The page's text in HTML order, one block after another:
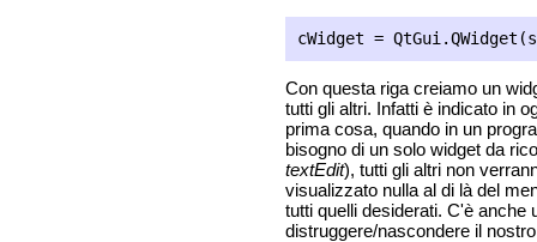
Con questa riga creiamo un
tutti gli altri. Infatti è indicato in
prima cosa, quando in un
bisogno di un solo widget da
textEdit), tutti gli altri non
visualizzato nulla al di là del
tutti quelli desiderati. C'è anche
distruggere/nascondere il